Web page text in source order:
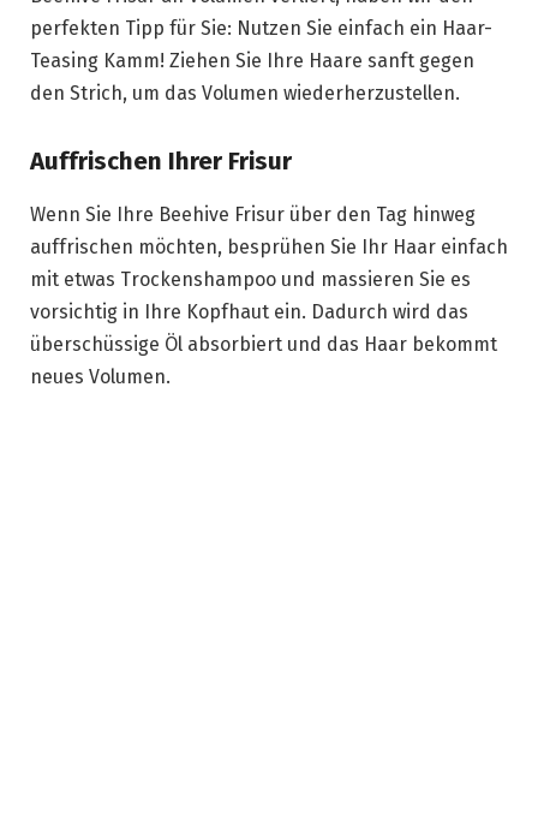
perfekten Tipp für Sie: Nutzen Sie einfach ein Haar-
Teasing Kamm! Ziehen Sie Ihre Haare sanft gegen
den Strich, um das Volumen wiederherzustellen.
Auffrischen Ihrer Frisur
Wenn Sie Ihre Beehive Frisur über den Tag hinweg
auffrischen möchten, besprühen Sie Ihr Haar einfach
mit etwas Trockenshampoo und massieren Sie es
vorsichtig in Ihre Kopfhaut ein. Dadurch wird das
überschüssige Öl absorbiert und das Haar bekommt
neues Volumen.